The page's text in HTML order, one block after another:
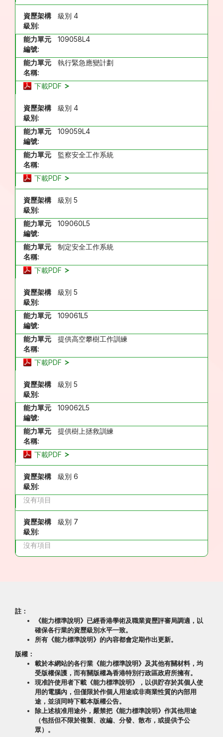
資歷架構
級別:
級別 4
能力單元
編號:
109058L4
能力單元
名稱:
執行緊急應變計劃
下載PDF
資歷架構
級別:
級別 4
能力單元
編號:
109059L4
能力單元
名稱:
監察安全工作系統
下載PDF
資歷架構
級別:
級別 5
能力單元
編號:
109060L5
能力單元
名稱:
制定安全工作系統
下載PDF
資歷架構
級別:
級別 5
能力單元
編號:
109061L5
能力單元
名稱:
提供高空攀樹工作訓練
下載PDF
資歷架構
級別:
級別 5
能力單元
編號:
109062L5
能力單元
名稱:
提供樹上拯救訓練
下載PDF
資歷架構
級別:
級別 6
沒有項目
資歷架構
級別:
級別 7
沒有項目
註：
《能力標準說明》已經香港學術及職業資歷評審局調適，以
確保各行業的資歷級別水平一致。
所有《能力標準說明》的內容都會定期作出更新。
版權：
載於本網站的各行業《能力標準說明》及其他有關材料，均
受版權保護，而有關版權為香港特別行政區政府所擁有。
現准許使用者下載《能力標準說明》，以供貯存於其個人使
用的電腦內，但僅限於作個人用途或非商業性質的內部用
途，並須同時下載本版權公告。
除上述核准用途外，嚴禁把《能力標準說明》作其他用途
（包括但不限於複製、改編、分發、散布，或提供予公
眾）。